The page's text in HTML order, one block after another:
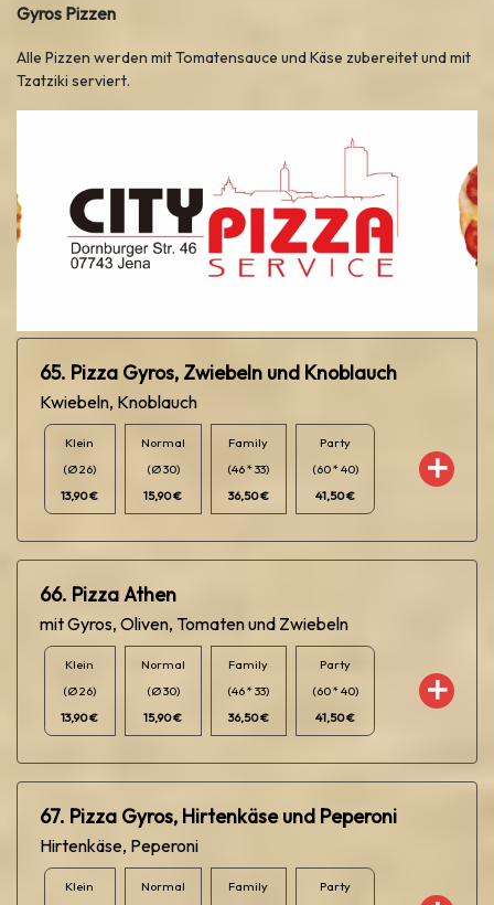
Gyros Pizzen
Alle Pizzen werden mit Tomatensauce und Käse zubereitet und mit
Tzatziki serviert.
65. Pizza Gyros, Zwiebeln und Knoblauch
Kwiebeln, Knoblauch
Klein
(Ø 26)
13,90 €
Normal
(Ø 30)
15,90 €
Family
(46 * 33)
36,50 €
Party
(60 * 40)
41,50 €
66. Pizza Athen
mit Gyros, Oliven, Tomaten und Zwiebeln
Klein
(Ø 26)
13,90 €
Normal
(Ø 30)
15,90 €
Family
(46 * 33)
36,50 €
Party
(60 * 40)
41,50 €
67. Pizza Gyros, Hirtenkäse und Peperoni
Hirtenkäse, Peperoni
Klein Normal Family Party